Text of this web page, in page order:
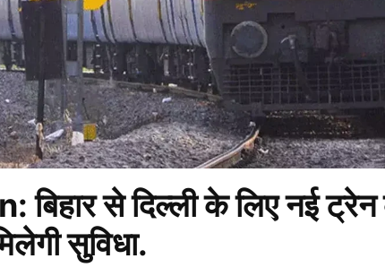
से दिल्ली के लिए नई ट्रेन
सुविधा.